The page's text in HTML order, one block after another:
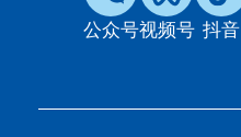
公众号视频号 抖音